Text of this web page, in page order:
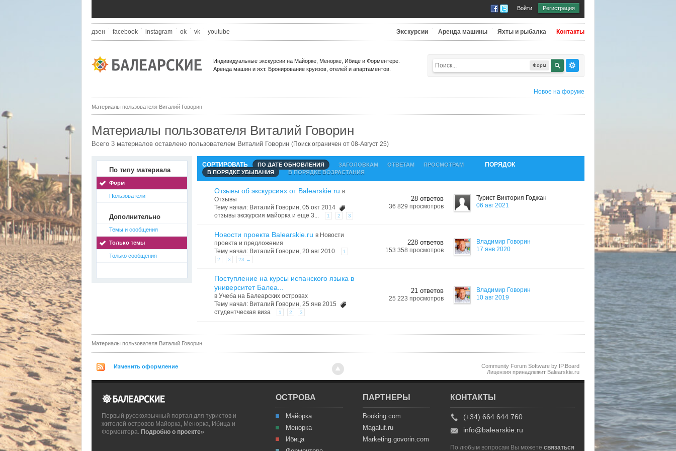
Войти Регистрация
дзен facebook instagram ok vk youtube Экскурсии Аренда машины Яхты и рыбалка Контакты
Индивидуальные экскурсии на Майорке, Менорке, Ибице и Форментере.
Аренда машин и яхт. Бронирование круизов, отелей и апартаментов.
Форм
Новое на форуме
Материалы пользователя Виталий Говорин
Материалы пользователя Виталий Говорин
Всего 3 материалов оставлено пользователем Виталий Говорин (Поиск ограничен от 08-Август 25)
По типу материала
Форм
Пользователи
Дополнительно
Темы и сообщения
Только темы
Только сообщения
СОРТИРОВАТЬ ПО ДАТЕ ОБНОВЛЕНИЯ ЗАГОЛОВКАМ ОТВЕТАМ ПРОСМОТРАМ ПОРЯДОК
В ПОРЯДКЕ УБЫВАНИЯ В ПОРЯДКЕ ВОЗРАСТАНИЯ
Отзывы об экскурсиях от Balearskie.ru в
Отзывы
Тему начал: Виталий Говорин, 05 окт 2014
отзывы экскурсия майорка и еще 3... 1 2 3
28 ответов
36 829 просмотров
Турист Виктория Годжан
06 авг 2021
Новости проекта Balearskie.ru в Новости
проекта и предложения
Тему начал: Виталий Говорин, 20 авг 2010
1
2
3 23 →
228 ответов
153 358 просмотров
Владимир Говорин
17 янв 2020
Поступление на курсы испанского языка в
университет Балеа...
в Учеба на Балеарских островах
Тему начал: Виталий Говорин, 25 янв 2015
студентческая виза
1 2 3
21 ответов
25 223 просмотров
Владимир Говорин
10 авг 2019
Материалы пользователя Виталий Говорин
Изменить оформление
Community Forum Software by IP.Board
Лицензия принадлежит Balearskie.ru
Первый русскоязычный портал для туристов и
жителей островов Майорка, Менорка, Ибица и
Форментера. Подробно о проекте»
ОСТРОВА
Майорка
Менорка
Ибица
ПАРТНЕРЫ
Booking.com
Magaluf.ru
Marketing.govorin.com
КОНТАКТЫ
(+34) 664 644 760
info@balearskie.ru
По любым вопросам Вы можете связаться